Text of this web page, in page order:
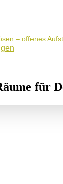
– offenes
für